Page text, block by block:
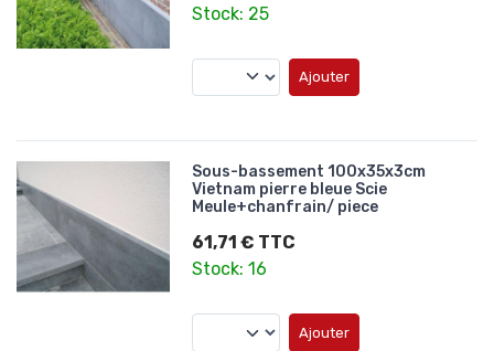
Stock: 25
Ajouter
Sous-bassement 100x35x3cm
Vietnam pierre bleue Scie
Meule+chanfrain/ piece
61,71 € TTC
Stock: 16
Ajouter